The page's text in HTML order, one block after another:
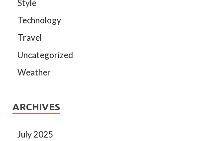
Style
Technology
Travel
Uncategorized
Weather
ARCHIVES
July 2025